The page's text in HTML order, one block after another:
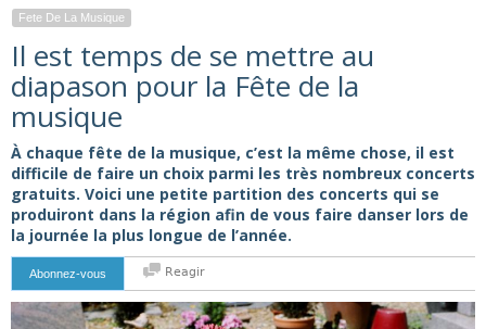
Fete De La Musique
Il est temps de se mettre au
diapason pour la Fête de la
musique
À chaque fête de la musique, c’est la même chose, il est
difficile de faire un choix parmi les très nombreux concerts
gratuits. Voici une petite partition des concerts qui se
produiront dans la région afin de vous faire danser lors de
la journée la plus longue de l’année.
Abonnez-vous Reagir